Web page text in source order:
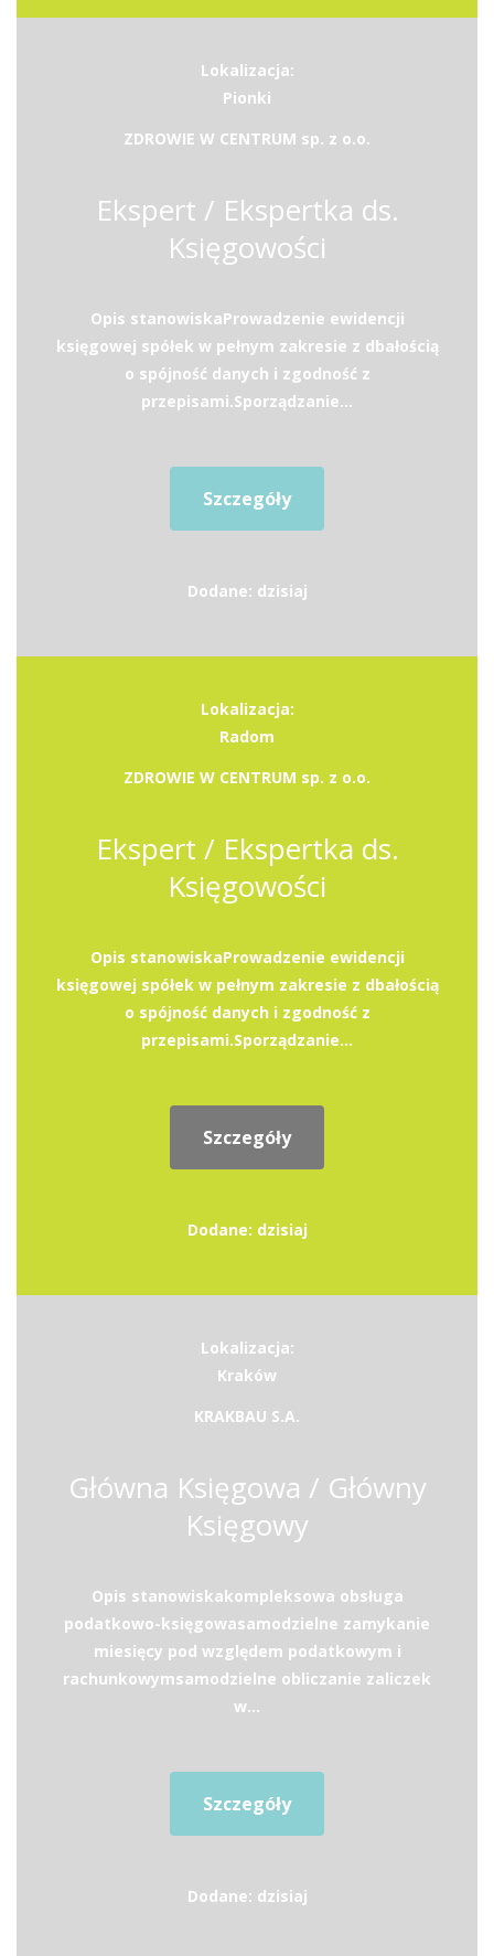
Lokalizacja:
Pionki
ZDROWIE W CENTRUM sp. z o.o.
Ekspert / Ekspertka ds.
Księgowości
Opis stanowiskaProwadzenie ewidencji
księgowej spółek w pełnym zakresie z dbałością
o spójność danych i zgodność z
przepisami.Sporządzanie...
Szczegóły
Dodane: dzisiaj
Lokalizacja:
Radom
ZDROWIE W CENTRUM sp. z o.o.
Ekspert / Ekspertka ds.
Księgowości
Opis stanowiskaProwadzenie ewidencji
księgowej spółek w pełnym zakresie z dbałością
o spójność danych i zgodność z
przepisami.Sporządzanie...
Szczegóły
Dodane: dzisiaj
Lokalizacja:
Kraków
KRAKBAU S.A.
Główna Księgowa / Główny
Księgowy
Opis stanowiskakompleksowa obsługa
podatkowo-księgowasamodzielne zamykanie
miesięcy pod względem podatkowym i
rachunkowymsamodzielne obliczanie zaliczek
w...
Szczegóły
Dodane: dzisiaj